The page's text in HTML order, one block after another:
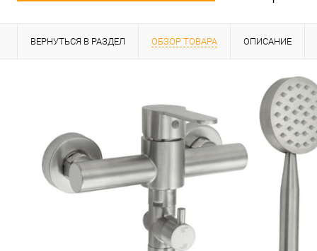
ВЕРНУТЬСЯ В РАЗДЕЛ ОБЗОР ТОВАРА ОПИСАНИЕ